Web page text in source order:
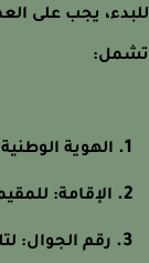
يجب على
الهوية الوطنية:
الإقامة:
رقم الجوال: